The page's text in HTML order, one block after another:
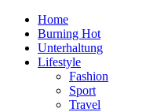
Home
Burning Hot
Unterhaltung
Lifestyle
Fashion
Sport
Travel